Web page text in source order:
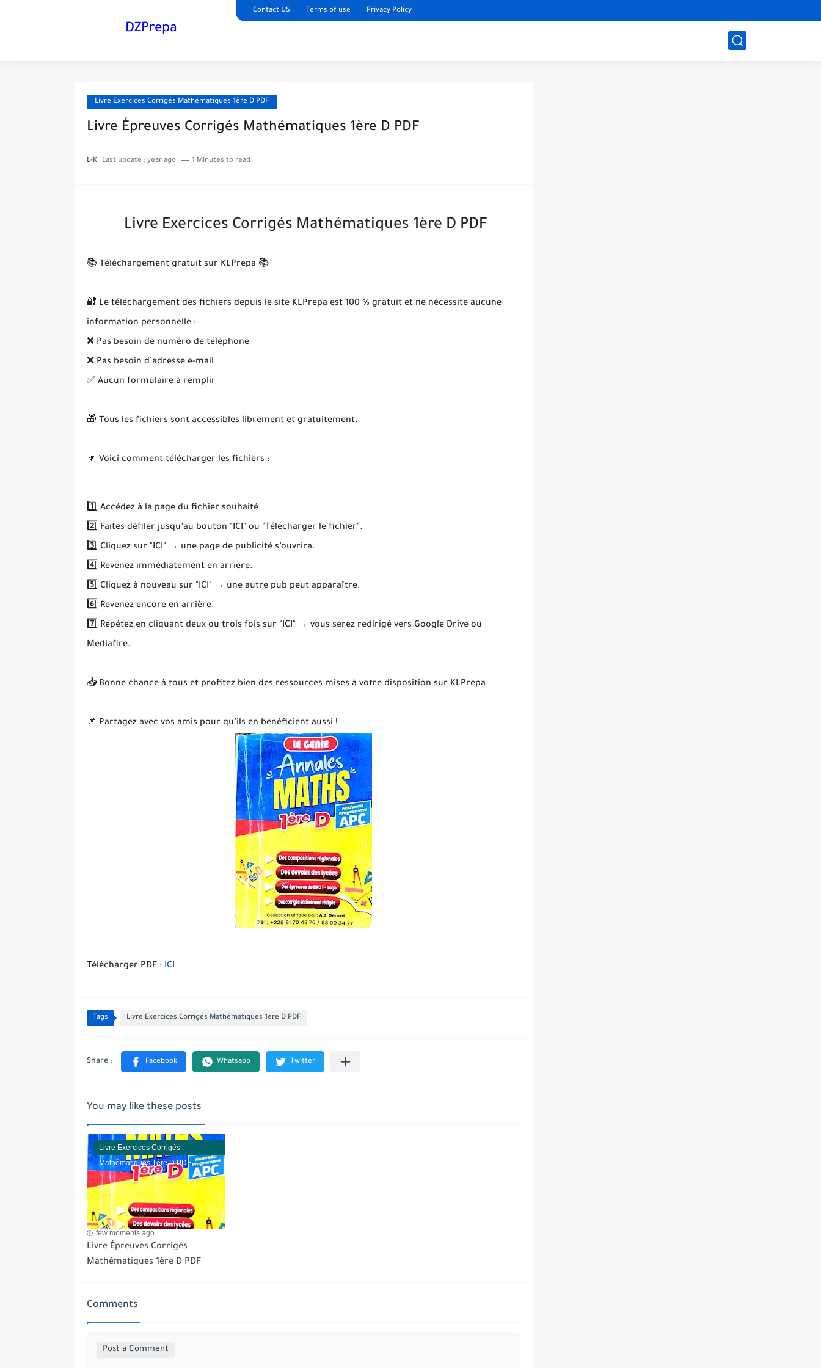
Contact US Terms of use Privacy Policy
DZPrepa
Livre Exercices Corrigés Mathématiques 1ère D PDF
Livre Épreuves Corrigés Mathématiques 1ère D PDF
L-K Last update : year ago 1 Minutes to read
Livre Exercices Corrigés Mathématiques 1ère D PDF
📚 Téléchargement gratuit sur KLPrepa 📚
🔐 Le téléchargement des fichiers depuis le site KLPrepa est 100 % gratuit et ne nécessite aucune
information personnelle :
❌ Pas besoin de numéro de téléphone
❌ Pas besoin d’adresse e-mail
✅ Aucun formulaire à remplir
🎁 Tous les fichiers sont accessibles librement et gratuitement.
🔽 Voici comment télécharger les fichiers :
1️⃣ Accédez à la page du fichier souhaité.
2️⃣ Faites défiler jusqu’au bouton "ICI" ou "Télécharger le fichier".
3️⃣ Cliquez sur "ICI" → une page de publicité s’ouvrira.
4️⃣ Revenez immédiatement en arrière.
5️⃣ Cliquez à nouveau sur "ICI" → une autre pub peut apparaître.
6️⃣ Revenez encore en arrière.
7️⃣ Répétez en cliquant deux ou trois fois sur "ICI" → vous serez redirigé vers Google Drive ou
Mediafire.
📥 Bonne chance à tous et profitez bien des ressources mises à votre disposition sur KLPrepa.
📌 Partagez avec vos amis pour qu’ils en bénéficient aussi !
Télécharger PDF : ICI
Tags Livre Exercices Corrigés Mathématiques 1ère D PDF
You may like these posts
Livre Exercices Corrigés
Mathématiques 1ère D PDF
few moments ago
Livre Épreuves Corrigés
Mathématiques 1ère D PDF
Comments
Post a Comment